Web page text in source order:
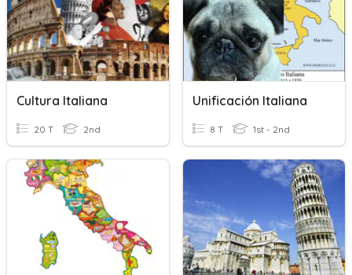
Cultura Italiana
20 T 2nd
Unificación Italiana
8 T 1st - 2nd